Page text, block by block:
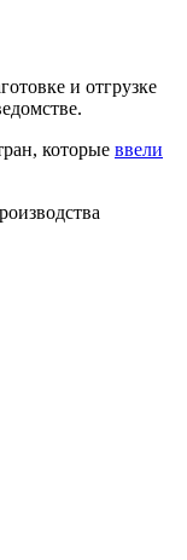
и отгрузке
которые ввели